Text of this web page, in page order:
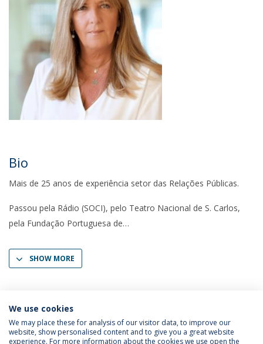
Bio
Mais de 25 anos de experiência setor das Relações Públicas.
Passou pela Rádio (SOCI), pelo Teatro Nacional de S. Carlos,
pela Fundação Portuguesa de
SHOW MORE
We use cookies
We may place these for analysis of our visitor data, to improve our
website, show personalised content and to give you a great website
experience. For more information about the cookies we use open the